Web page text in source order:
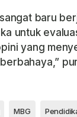
baru
untuk
yang
MBG